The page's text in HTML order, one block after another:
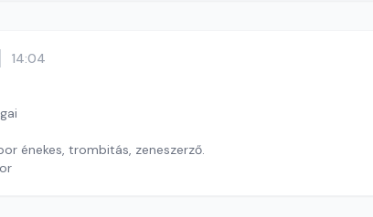
14:04
énekes, trombitás, zeneszerző.